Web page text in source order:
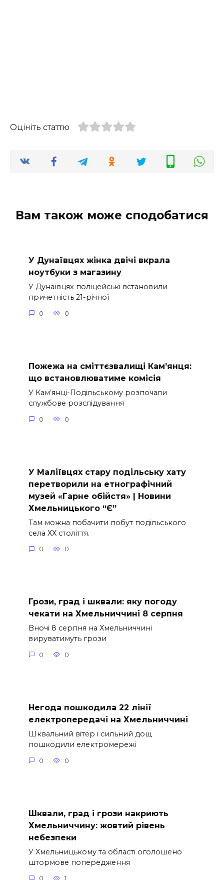
Оцініть статтю
Вам також може сподобатися
У Дунаївцях жінка двічі вкрала
ноутбуки з магазину
У Дунаївцях поліцейські встановили
причетність 21-річної
0 0
Пожежа на сміттєзвалищі Кам’янця:
що встановлюватиме комісія
У Кам’янці-Подільському розпочали
службове розслідування
0 0
У Маліївцях стару подільську хату
перетворили на етнографічний
музей «Гарне обійстя» | Новини
Хмельницького “Є”
Там можна побачити побут подільського
села ХХ століття.
0 0
Грози, град і шквали: яку погоду
чекати на Хмельниччині 8 серпня
Вночі 8 серпня на Хмельниччині
вируватимуть грози
0 0
Негода пошкодила 22 лінії
електропередачі на Хмельниччині
Шквальний вітер і сильний дощ
пошкодили електромережі
0 0
Шквали, град і грози накриють
Хмельниччину: жовтий рівень
небезпеки
У Хмельницькому та області оголошено
штормове попередження
0 1